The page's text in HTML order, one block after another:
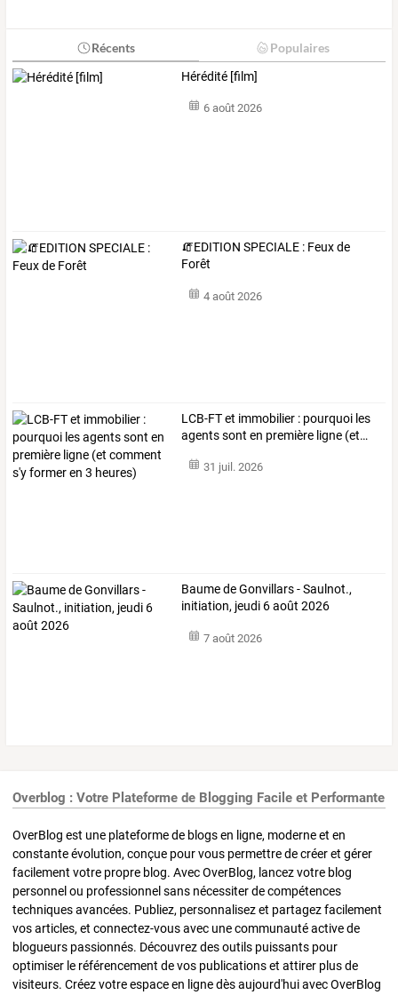
Récents Populaires
Hérédité [film]
6 août 2026
🧯EDITION SPECIALE : Feux de
Forêt
4 août 2026
LCB-FTet immobilier : pourquoi les
agentssont en première ligne (et…
31 juil. 2026
Baume de Gonvillars - Saulnot.,
initiation, jeudi 6 août 2026
7 août 2026
Overblog : Votre Plateforme de Blogging Facile et Performante
OverBlog est une plateforme de blogs en ligne, moderne et en
constante évolution, conçue pour vous permettre de créer et gérer
facilement votre propre blog. Avec OverBlog, lancez votre blog
personnel ou professionnel sans nécessiter de compétences
techniques avancées. Publiez, personnalisez et partagez facilement
vos articles, et connectez-vous avec une communauté active de
blogueurs passionnés. Découvrez des outils puissants pour
optimiser le référencement de vos publications et attirer plus de
visiteurs. Créez votre espace en ligne dès aujourd'hui avec OverBlog